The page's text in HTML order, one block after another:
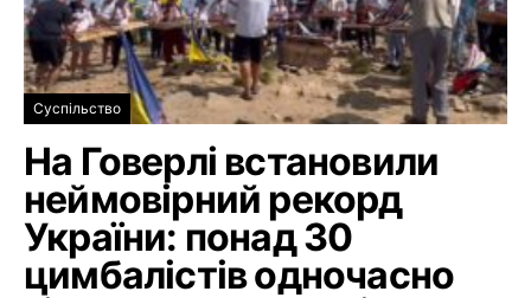
Суспільство
На Говерлі встановили
неймовірний рекорд
України: понад 30
цимбалістів одночасно